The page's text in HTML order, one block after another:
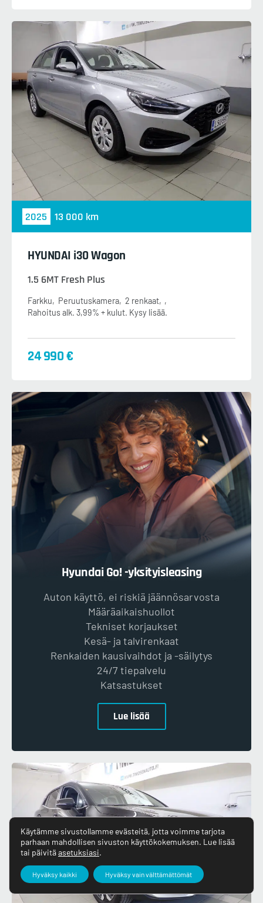
2025 13 000 km
HYUNDAI i30 Wagon
1.5 6MT Fresh Plus
Farkku Peruutuskamera
2 renkaat
Rahoitus alk. 3,99% + kulut. Kysy lisää.
24 990 €
Hyundai Go! -yksityisleasing
Auton käyttö, ei riskiä jäännösarvosta
Määräaikaishuollot
Tekniset korjaukset
Kesä- ja talvirenkaat
Renkaiden kausivaihdot ja -säilytys
24/7 tiepalvelu
Katsastukset
Lue lisää
Käytämme sivustollamme evästeitä, jotta voimme tarjota
parhaan mahdollisen sivuston käyttökokemuksen. Lue lisää
tai päivitäasetuksiasi.
Hyväksy kaikki Hyväksy vain välttämättömät